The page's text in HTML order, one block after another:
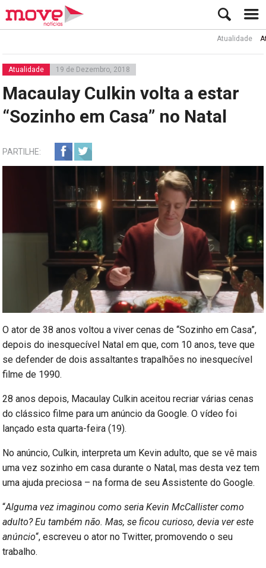
Atualidade Ator
Atualidade 19 de Dezembro, 2018
Macaulay Culkin volta a estar
“Sozinho em Casa” no Natal
PARTILHE:
O ator de 38 anos voltou a viver cenas de “Sozinho em Casa”,
depois do inesquecível Natal em que, com 10 anos, teve que
se defender de dois assaltantes trapalhões no inesquecível
filme de 1990.
28 anos depois, Macaulay Culkin aceitou recriar várias cenas
do clássico filme para um anúncio da Google. O vídeo foi
lançado esta quarta-feira (19).
No anúncio, Culkin, interpreta um Kevin adulto, que se vê mais
uma vez sozinho em casa durante o Natal, mas desta vez tem
uma ajuda preciosa – na forma de seu Assistente do Google.
“Alguma vez imaginou como seria Kevin McCallister como
adulto? Eu também não. Mas, se ficou curioso, devia ver este
anúncio“, escreveu o ator no Twitter, promovendo o seu
trabalho.